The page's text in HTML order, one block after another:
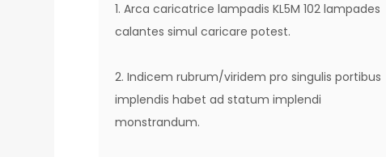
1. Arca caricatrice lampadis KL5M 102 lampades
calantes simul caricare potest.
2. Indicem rubrum/viridem pro singulis portibus
implendis habet ad statum implendi
monstrandum.